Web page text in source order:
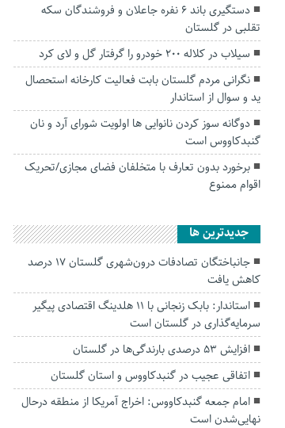
دستگیری باند ۶ نفره جاعلان و فروشندگان سکه
تقلبی در گلستان
سیلاب در کلاله ۲۰۰ خودرو را گرفتار گل و لای کرد
نگرانی مردم گلستان بابت فعالیت کارخانه استحصال
ید و سوال از استاندار
دوگانه سوز کردن نانوایی ها اولویت شورای آرد و نان
گنبدکاووس است
برخورد بدون تعارف با متخلفان فضای مجازی/تحریک
اقوام ممنوع
جديدترين ها
جانباختگان تصادفات درون‌شهری گلستان ۱۷ درصد
کاهش یافت
استاندار: بابک زنجانی با ۱۱ هلدینگ اقتصادی پیگیر
سرمایه‌گذاری در گلستان است
افزایش ۵۳ درصدی بارندگی‌ها در گلستان
اتفاقی عجیب در‌ گنبدکاووس و استان گلستان
امام جمعه گنبدکاووس: اخراج آمریکا از منطقه درحال
نهایی‌شدن است